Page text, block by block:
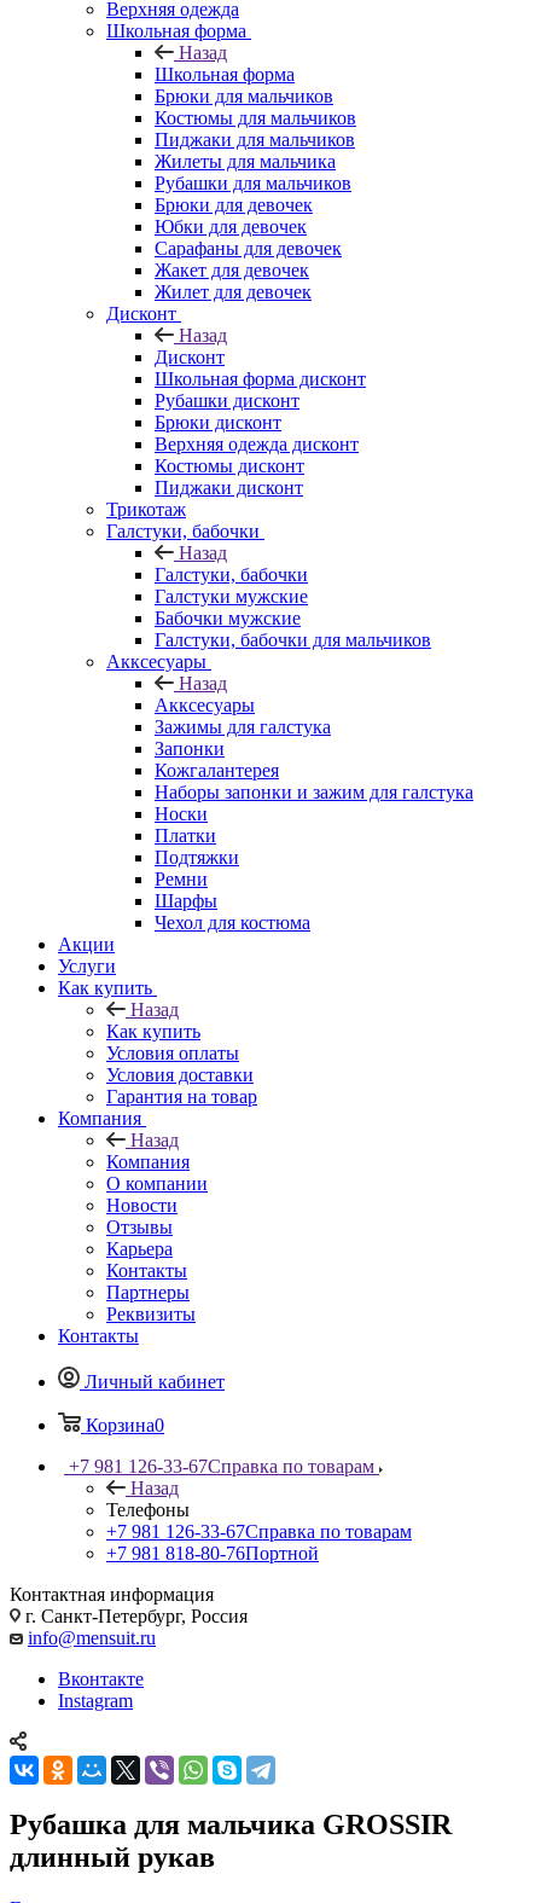
Верхняя одежда
Школьная форма
Назад
Школьная форма
Брюки для мальчиков
Костюмы для мальчиков
Пиджаки для мальчиков
Жилеты для мальчика
Рубашки для мальчиков
Брюки для девочек
Юбки для девочек
Сарафаны для девочек
Жакет для девочек
Жилет для девочек
Дисконт
Назад
Дисконт
Школьная форма дисконт
Рубашки дисконт
Брюки дисконт
Верхняя одежда дисконт
Костюмы дисконт
Пиджаки дисконт
Трикотаж
Галстуки, бабочки
Назад
Галстуки, бабочки
Галстуки мужские
Бабочки мужские
Галстуки, бабочки для мальчиков
Акксесуары
Назад
Акксесуары
Зажимы для галстука
Запонки
Кожгалантерея
Наборы запонки и зажим для галстука
Носки
Платки
Подтяжки
Ремни
Шарфы
Чехол для костюма
Акции
Услуги
Как купить
Назад
Как купить
Условия оплаты
Условия доставки
Гарантия на товар
Компания
Назад
Компания
О компании
Новости
Отзывы
Карьера
Контакты
Партнеры
Реквизиты
Контакты
Личный кабинет
Корзина0
+7 981 126-33-67Справка по товарам
Назад
Телефоны
+7 981 126-33-67Справка по товарам
+7 981 818-80-76Портной
Контактная информация
г. Санкт-Петербург, Россия
info@mensuit.ru
Вконтакте
Instagram
Рубашка для мальчика GROSSIR
длинный рукав